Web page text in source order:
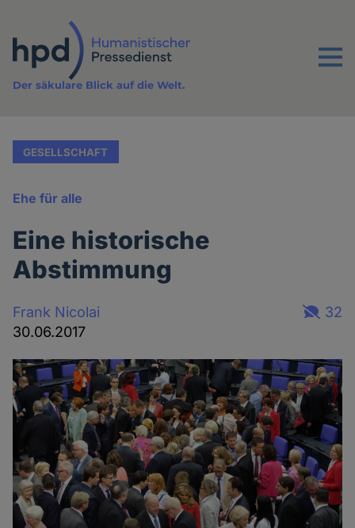
Inhalt
Menu
Der säkulare Blick auf die Welt.
GESELLSCHAFT
Ehe für alle
Eine historische
Abstimmung
Frank Nicolai
30.06.2017
32